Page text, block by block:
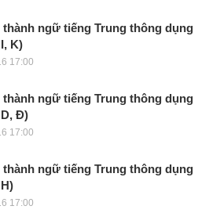
thành ngữ tiếng Trung thông dụng
K)
17:00
thành ngữ tiếng Trung thông dụng
Đ)
17:00
thành ngữ tiếng Trung thông dụng
17:00